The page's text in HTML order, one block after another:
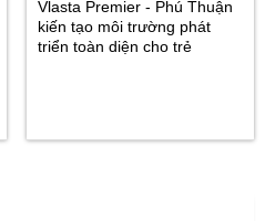
Vlasta Premier - Phú Thuận
kiến tạo môi trường phát
triển toàn diện cho trẻ